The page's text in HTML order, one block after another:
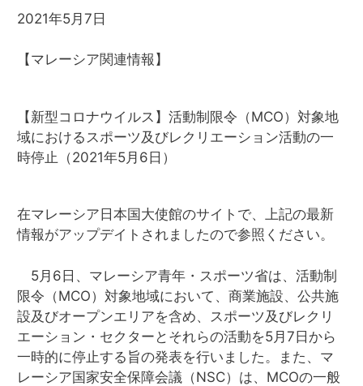
2021年5月7日
【マレーシア関連情報】
【新型コロナウイルス】活動制限令（MCO）対象地
域におけるスポーツ及びレクリエーション活動の一
時停止（2021年5月6日）
在マレーシア日本国大使館のサイトで、上記の最新
情報がアップデイトされましたので参照ください。
5月6日、マレーシア青年・スポーツ省は、活動制
限令（MCO）対象地域において、商業施設、公共施
設及びオープンエリアを含め、スポーツ及びレクリ
エーション・セクターとそれらの活動を5月7日から
一時的に停止する旨の発表を行いました。また、マ
レーシア国家安全保障会議（NSC）は、MCOの一般